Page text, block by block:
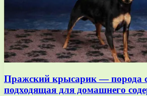
Пражский крысарик — порода
подходящая для домашнего